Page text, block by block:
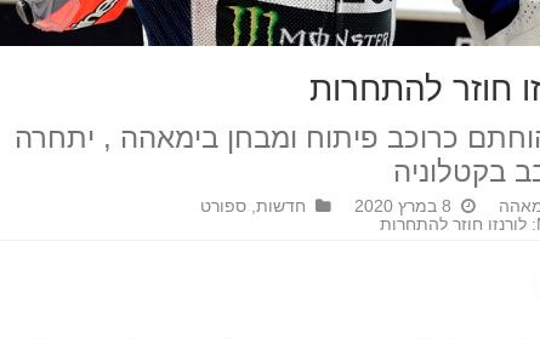
כרוכב פיתוח ומבחן בימאהה , יתחרה
בקטלוניה
8 במרץ 2020 חדשות,ספורט